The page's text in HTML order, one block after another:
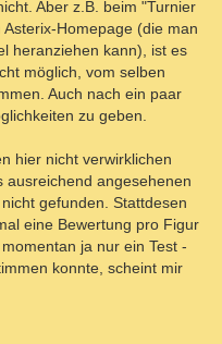
Aber z.B. beim "Turnier
Homepage (die man
heranziehen kann), ist es
möglich, vom selben
Auch nach ein paar
zu geben.
hier nicht verwirklichen
ausreichend angesehenen
gefunden. Stattdesen
eine Bewertung pro Figur
ja nur ein Test -
konnte, scheint mir